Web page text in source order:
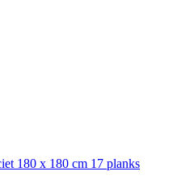
180 x 180 cm 17 planks